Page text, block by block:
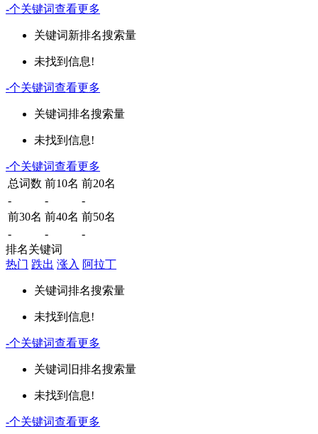
-个关键词查看更多
关键词新排名搜索量
未找到信息!
-个关键词查看更多
关键词排名搜索量
未找到信息!
-个关键词查看更多
总词数 前10名 前20名
-
-
-
前30名 前40名 前50名
-
-
-
排名关键词
热门 跌出 涨入 阿拉丁
关键词排名搜索量
未找到信息!
-个关键词查看更多
关键词 旧排名搜索量
未找到信息!
-个关键词查看更多